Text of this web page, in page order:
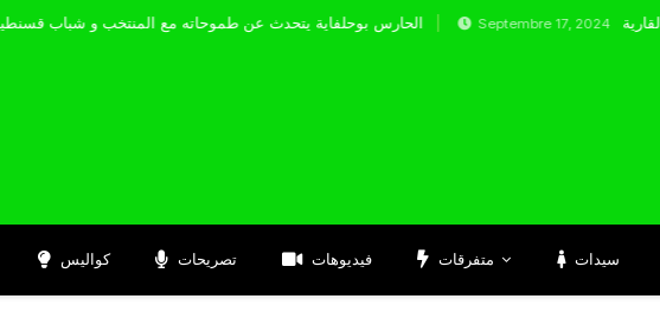
الحارس بوحلفاية يتحدث عن طموحاته مع المنتخب Septembre 17, 2024
كواليس تصريحات فيديوهات متفرقات سيدات